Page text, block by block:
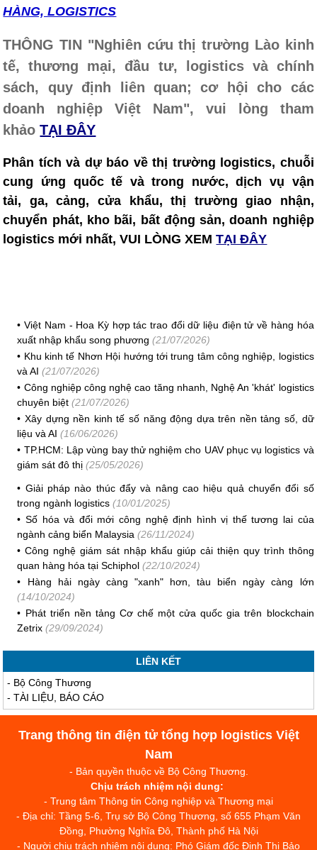
HÀNG, LOGISTICS
THÔNG TIN "Nghiên cứu thị trường Lào kinh
tế, thương mại, đầu tư, logistics và chính
sách, quy định liên quan; cơ hội cho các
doanh nghiệp Việt Nam", vui lòng tham
khảo TẠI ĐÂY
Phân tích và dự báo về thị trường logistics, chuỗi
cung ứng quốc tế và trong nước, dịch vụ vận
tải, ga, cảng, cửa khẩu, thị trường giao nhận,
chuyển phát, kho bãi, bất động sản, doanh nghiệp
logistics mới nhất, VUI LÒNG XEM TẠI ĐÂY
•Việt Nam - Hoa Kỳ hợp tác trao đổi dữ liệu điện tử về hàng hóa
xuất nhập khẩu song phương (21/07/2026)
• Khu kinh tế Nhơn Hội hướng tới trung tâm công nghiệp, logistics
và AI (21/07/2026)
• Công nghiệp công nghệ cao tăng nhanh, Nghệ An 'khát' logistics
chuyên biệt (21/07/2026)
•Xây dựng nền kinh tế số năng động dựa trên nền tảng số, dữ
liệu và AI (16/06/2026)
• TP.HCM: Lập vùng bay thử nghiệm cho UAV phục vụ logistics và
giám sát đô thị (25/05/2026)
• Giải pháp nào thúc đẩy và nâng cao hiệu quả chuyển đổi số
trong ngành logistics (10/01/2025)
•Số hóa và đổi mới công nghệ định hình vị thế tương lai của
ngành cảng biển Malaysia (26/11/2024)
•Công nghệ giám sát nhập khẩu giúp cải thiện quy trình thông
quan hàng hóa tại Schiphol(22/10/2024)
• Hàng hải ngày càng "xanh" hơn, tàu biển ngày càng lớn
(14/10/2024)
• Phát triển nền tảng Cơ chế một cửa quốc gia trên blockchain
Zetrix (29/09/2024)
LIÊN KẾT
- Bộ Công Thương
-TÀI LIỆU, BÁO CÁO
Trang thông tin điện tử tổng hợp logistics Việt
Nam
- Bản quyền thuộc về Bộ Công Thương.
Chịu trách nhiệm nội dung:
- Trung tâm Thông tin Công nghiệp và Thương mại
- Địa chỉ: Tầng 5-6, Trụ sở Bộ Công Thương, số 655 Phạm Văn
Đồng, Phường Nghĩa Đô, Thành phố Hà Nội
- Người chịu trách nhiệm nội dung: Phó Giám đốc Đinh Thị Bảo